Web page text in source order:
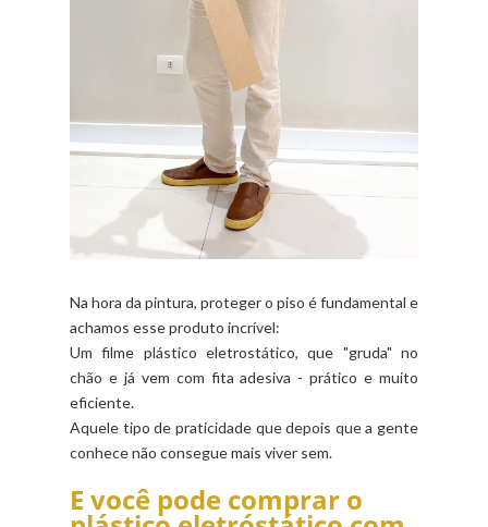
Na hora da pintura, proteger o piso é fundamental e
achamos esse produto incrível:
Um filme plástico eletrostático, que "gruda" no
chão e já vem com fita adesiva - prático e muito
eficiente.
Aquele tipo de praticidade que depois que a gente
conhece não consegue mais viver sem.
E você pode comprar o